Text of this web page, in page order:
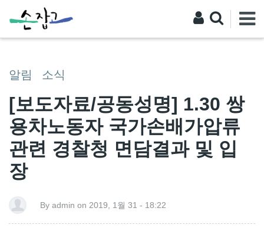
알림 소식
[보도자료/공동성명] 1.30 쌍
용차노동자 국가손배가압류
관련 경찰청 면담결과 및 입
장
By admin on 2019, 1월 31 - 18:22